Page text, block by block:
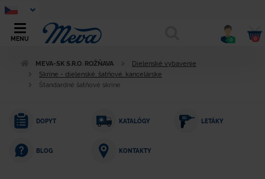
MENU 0 0
MEVA-SK S.R.O. ROŽŇAVA
Dielenské vybavenie
Skrine - dielenské, šatňové, kancelárske
Štandardné šatňové skrine
DOPYT KATALÓGY LETÁKY
BLOG KONTAKTY